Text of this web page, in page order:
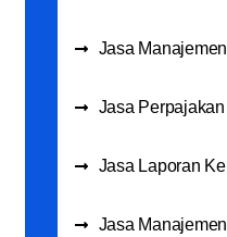
Jasa
Jasa Perpajakan
Jasa Laporan
Jasa